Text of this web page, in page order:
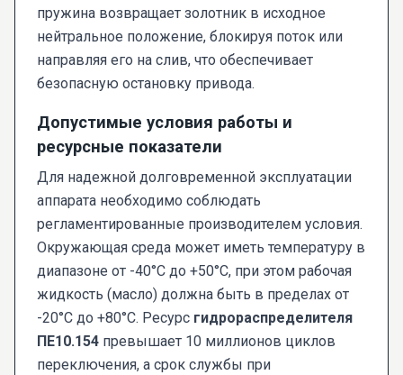
пружина возвращает золотник в исходное
нейтральное положение, блокируя поток или
направляя его на слив, что обеспечивает
безопасную остановку привода.
Допустимые условия работы и
ресурсные показатели
Для надежной долговременной эксплуатации
аппарата необходимо соблюдать
регламентированные производителем условия.
Окружающая среда может иметь температуру в
диапазоне от -40°C до +50°C, при этом рабочая
жидкость (масло) должна быть в пределах от
-20°C до +80°C. Ресурс гидрораспределителя
ПЕ10.154 превышает 10 миллионов циклов
переключения, а срок службы при